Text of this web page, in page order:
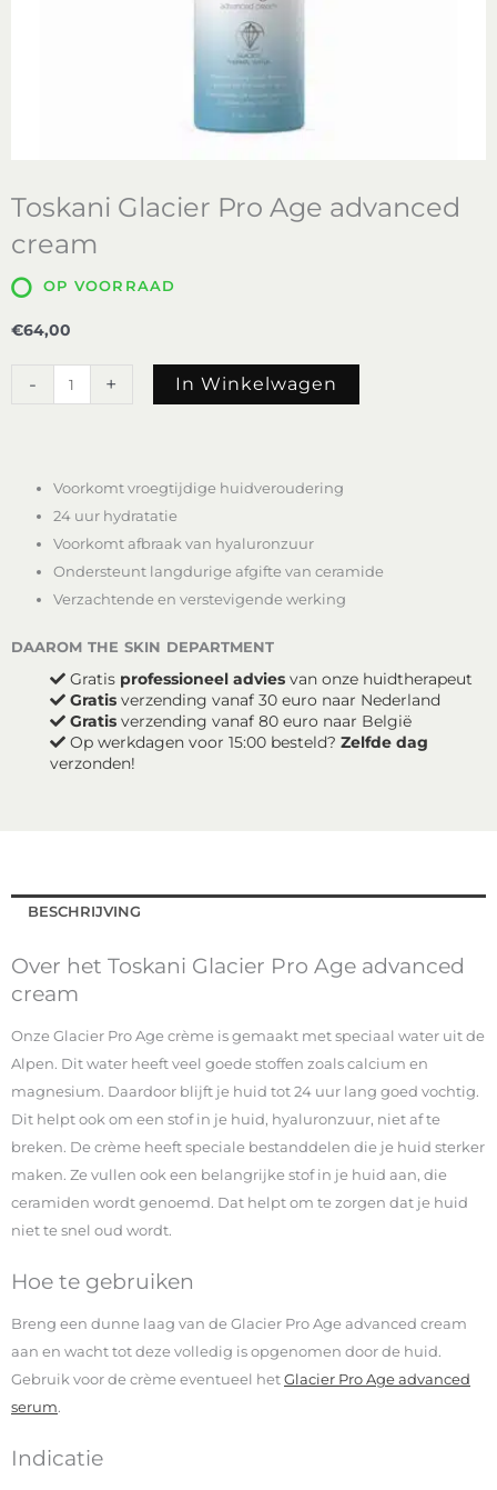
Toskani Glacier Pro Age advanced
cream
OP VOORRAAD
€64,00
-
cream
+ In Winkelwagen
Voorkomt vroegtijdige huidveroudering
24 uur hydratatie
Voorkomt afbraak van hyaluronzuur
Ondersteunt langdurige afgifte van ceramide
Verzachtende en verstevigende werking
daarom the skin department
Gratis professioneel advies van onze huidtherapeut
Gratis verzending vanaf 30 euro naar Nederland
Gratis verzending vanaf 80 euro naar België
Op werkdagen voor 15:00 besteld? Zelfde dag
verzonden!
BESCHRIJVING
Over het Toskani Glacier Pro Age advanced
cream
Onze Glacier Pro Age crème is gemaakt met speciaal water uit de
Alpen. Dit water heeft veel goede stoffen zoals calcium en
magnesium. Daardoor blijft je huid tot 24 uur lang goed vochtig.
Dit helpt ook om een stof in je huid, hyaluronzuur, niet af te
breken. De crème heeft speciale bestanddelen die je huid sterker
maken. Ze vullen ook een belangrijke stof in je huid aan, die
ceramiden wordt genoemd. Dat helpt om te zorgen dat je huid
niet te snel oud wordt.
Hoe te gebruiken
Breng een dunne laag van de Glacier Pro Age advanced cream
aan en wacht tot deze volledig is opgenomen door de huid.
Gebruik voor de crème eventueel het Glacier Pro Age advanced
serum.
Indicatie